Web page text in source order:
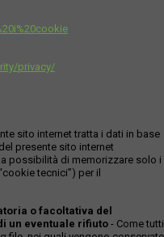
privacy/
sito internet tratta i dati in base
presente sito internet
possibilità di memorizzare solo i
tecnici”) per il
o facoltativa del
un eventuale rifiuto - Come tutti